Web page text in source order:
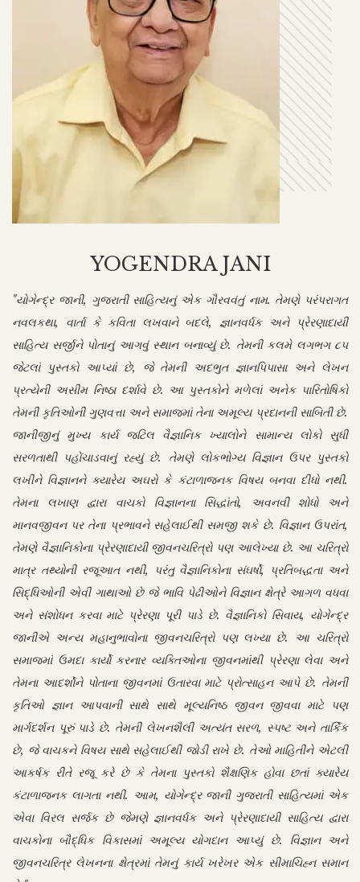
YOGENDRA JANI
"યોગેન્દ્ર જાની, ગુજરાતી સાહિત્યનું એક ગૌરવવંતું નામ. તેમણે પરંપરાગત
નવલકથા, વાર્તા કે કવિતા લખવાને બદલે, જ્ઞાનવર્ધક અને પ્રેરણાદાયી
સાહિત્ય સર્જીને પોતાનું આગવું સ્થાન બનાવ્યું છે. તેમની કલમે લગભગ ૮૫
જેટલાં પુસ્તકો આપ્યાં છે, જે તેમની અદભુત જ્ઞાનપિપાસા અને લેખન
પ્રત્યેની અસીમ નિષ્ઠા દર્શાવે છે. આ પુસ્તકોને મળેલાં અનેક પારિતોષિકો
તેમની કૃતિઓની ગુણવત્તા અને સમાજમાં તેના અમૂલ્ય પ્રદાનની સાબિતી છે.
જાનીજીનું મુખ્ય કાર્ય જટિલ વૈજ્ઞાનિક ખ્યાલોને સામાન્ય લોકો સુધી
સરળતાથી પહોંચાડવાનું રહ્યું છે. તેમણે લોકભોગ્ય વિજ્ઞાન ઉપર પુસ્તકો
લખીને વિજ્ઞાનને ક્યારેય અઘરો કે કંટાળાજનક વિષય બનવા દીધો નથી.
તેમના લખાણ દ્વારા વાચકો વિજ્ઞાનના સિદ્ધાંતો, અવનવી શોધો અને
માનવજીવન પર તેના પ્રભાવને સહેલાઈથી સમજી શકે છે. વિજ્ઞાન ઉપરાંત,
તેમણે વૈજ્ઞાનિકોના પ્રેરણાદાયી જીવનચરિત્રો પણ આલેખ્યા છે. આ ચરિત્રો
માત્ર તથ્યોની રજૂઆત નથી, પરંતુ વૈજ્ઞાનિકોના સંઘર્ષો, પ્રતિબદ્ધતા અને
સિદ્ધિઓની એવી ગાથાઓ છે જે ભાવિ પેઢીઓને વિજ્ઞાન ક્ષેત્રે આગળ વધવા
અને સંશોધન કરવા માટે પ્રેરણા પૂરી પાડે છે. વૈજ્ઞાનિકો સિવાય, યોગેન્દ્ર
જાનીએ અન્ય મહાનુભાવોના જીવનચરિત્રો પણ લખ્યા છે. આ ચરિત્રો
સમાજમાં ઉમદા કાર્યો કરનાર વ્યક્તિઓના જીવનમાંથી પ્રેરણા લેવા અને
તેમના આદર્શોને પોતાના જીવનમાં ઉતારવા માટે પ્રોત્સાહન આપે છે. તેમની
કૃતિઓ જ્ઞાન આપવાની સાથે સાથે મૂલ્યનિષ્ઠ જીવન જીવવા માટે પણ
માર્ગદર્શન પૂરું પાડે છે. તેમની લેખનશૈલી અત્યંત સરળ, સ્પષ્ટ અને તાર્કિક
છે, જે વાચકને વિષય સાથે સહેલાઈથી જોડી રાખે છે. તેઓ માહિતીને એટલી
આકર્ષક રીતે રજૂ કરે છે કે તેમના પુસ્તકો શૈક્ષણિક હોવા છતાં ક્યારેય
કંટાળાજનક લાગતા નથી. આમ, યોગેન્દ્ર જાની ગુજરાતી સાહિત્યમાં એક
એવા વિરલ સર્જક છે જેમણે જ્ઞાનવર્ધક અને પ્રેરણાદાયી સાહિત્ય દ્વારા
વાચકોના બૌદ્ધિક વિકાસમાં અમૂલ્ય યોગદાન આપ્યું છે. વિજ્ઞાન અને
જીવનચરિત્ર લેખનના ક્ષેત્રમાં તેમનું કાર્ય ખરેખર એક સીમાચિહ્ન સમાન